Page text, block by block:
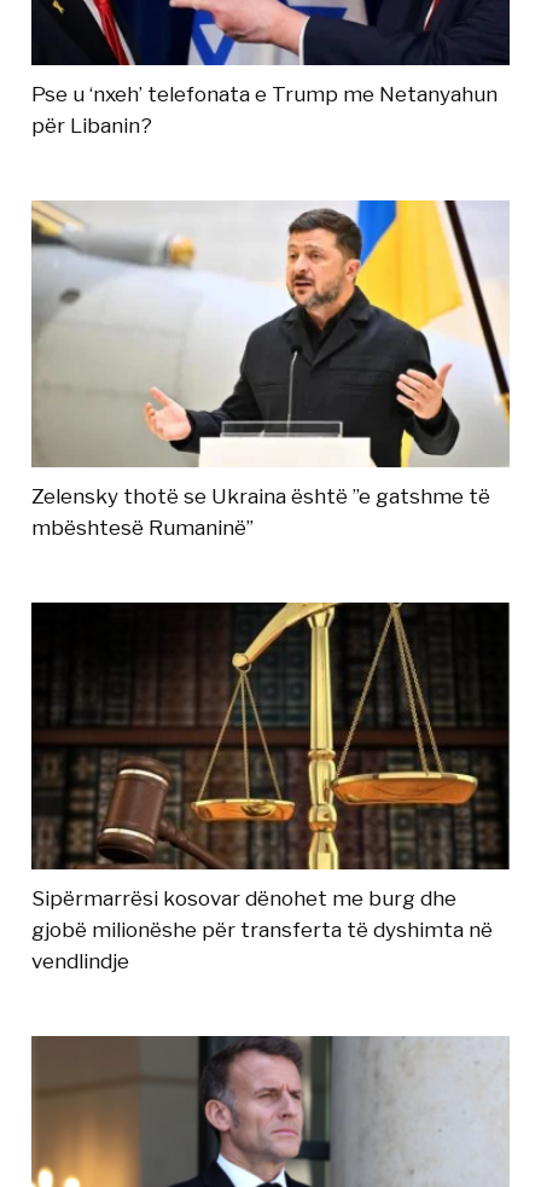
Pse u ‘nxeh’ telefonata e Trump me Netanyahun
për Libanin?
Zelensky thotë se Ukraina është ”e gatshme të
mbështesë Rumaninë”
Sipërmarrësi kosovar dënohet me burg dhe
gjobë milionëshe për transferta të dyshimta në
vendlindje